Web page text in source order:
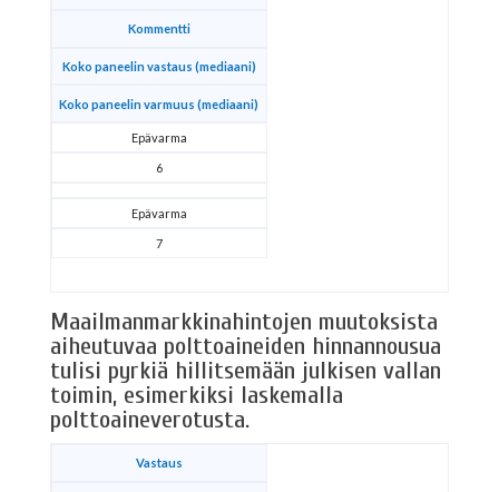
Kommentti
Koko paneelin vastaus (mediaani)
Koko paneelin varmuus (mediaani)
Epävarma
6
Epävarma
7
Maailmanmarkkinahintojen muutoksista
aiheutuvaa polttoaineiden hinnannousua
tulisi pyrkiä hillitsemään julkisen vallan
toimin, esimerkiksi laskemalla
polttoaineverotusta.
Vastaus